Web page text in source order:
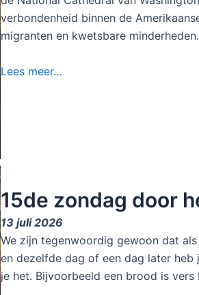
verbondenheid binnen de
migranten en kwetsbare
Lees meer…
15de zondag door
13 juli 2026
We zijn tegenwoordig gewoon dat
en dezelfde dag of een dag later
je het. Bijvoorbeeld een brood is